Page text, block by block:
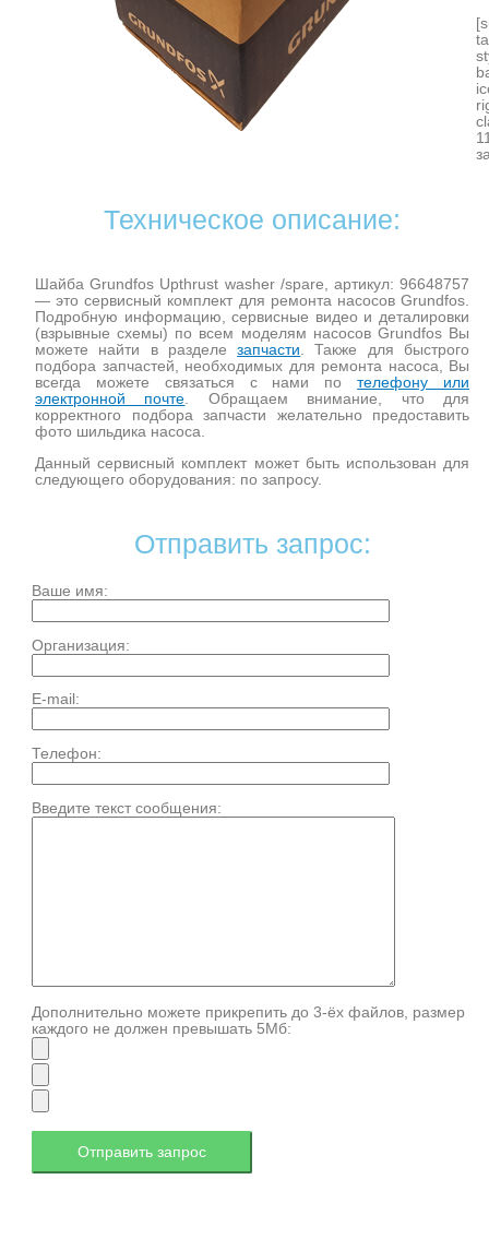
Техническое описание:
Шайба Grundfos Upthrust washer /spare, артикул: 96648757
— это сервисный комплект для ремонта насосов Grundfos.
Подробную информацию, сервисные видео и деталировки
(взрывные схемы) по всем моделям насосов Grundfos Вы
можете найти в разделезапчасти. Также для быстрого
подбора запчастей, необходимых для ремонта насоса, Вы
всегда можете связаться с нами потелефону или
электронной почте. Обращаем внимание, что для
корректного подбора запчасти желательно предоставить
фото шильдика насоса.
Данный сервисный комплект может быть использован для
следующего оборудования: по запросу.
Отправить запрос:
Ваше имя:
Организация:
E-mail:
Телефон:
Введите текст сообщения:
Дополнительно можете прикрепить до 3-ёх файлов, размер
каждого не должен превышать 5Мб: